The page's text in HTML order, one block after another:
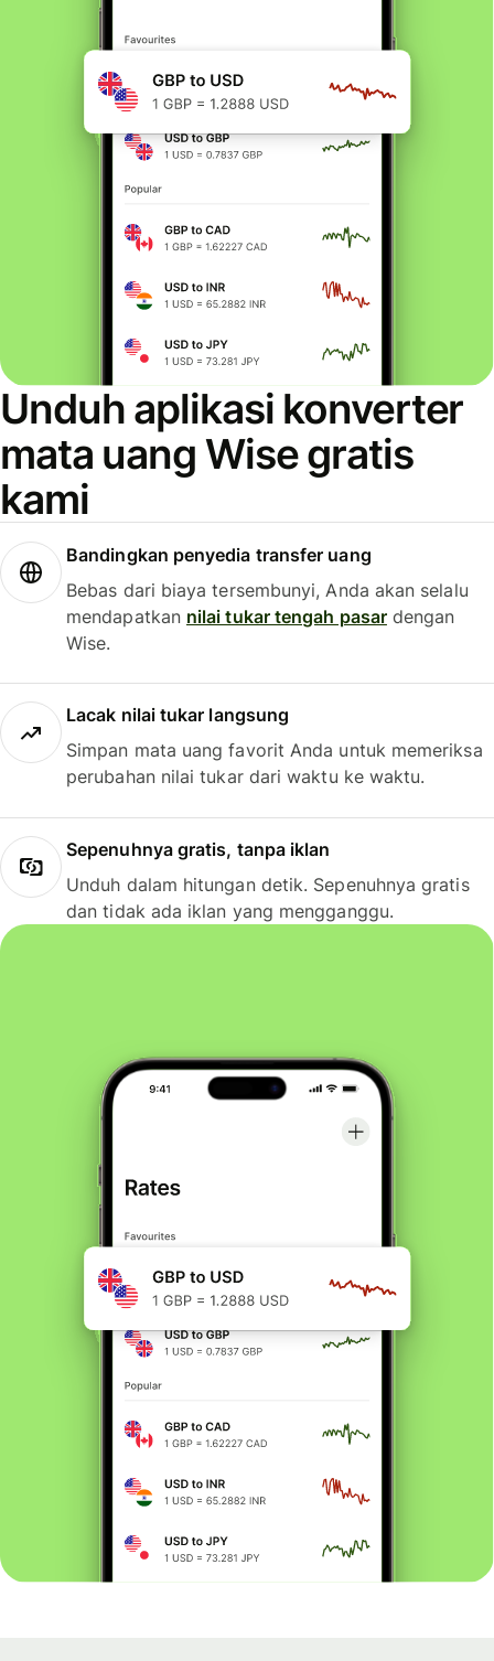
Unduh aplikasi konverter
mata uang Wise gratis
kami
Bandingkan penyedia transfer uang
Bebas dari biaya tersembunyi, Anda akan selalu
mendapatkan nilai tukar tengah pasardengan
Wise.
Lacak nilai tukar langsung
Simpan mata uang favorit Anda untuk memeriksa
perubahan nilai tukar dari waktu ke waktu.
Sepenuhnya gratis, tanpa iklan
Unduh dalam hitungan detik. Sepenuhnya gratis
dan tidak ada iklan yang mengganggu.